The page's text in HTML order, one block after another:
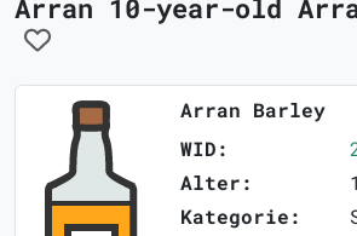
Arran 10-year-old
Arran Barley
WID:
Alter:
Kategorie: